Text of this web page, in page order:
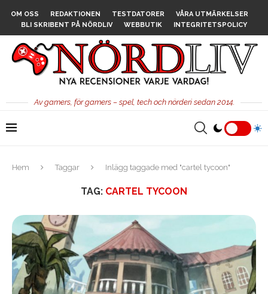
OM OSS REDAKTIONEN TESTDATORER
VÅRA UTMÄRKELSER
BLI SKRIBENT PÅ NÖRDLIV
WEBBUTIK INTEGRITETSPOLICY
Av gamers, för gamers – spel, tech och nörderi sedan 2014.
Hem Taggar Inlägg taggade med "cartel tycoon"
TAG: CARTEL TYCOON